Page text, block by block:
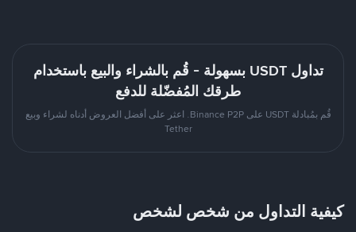
تداول USDT بسهولة - قُم بالشراء والبيع باستخدام
طرقك المُفضّلة للدفع
قُم بمُبادلة USDT على Binance P2P. اعثر على أفضل العروض أدناه لشراء وبيع
Tether
كيفية التداول من شخص لشخص